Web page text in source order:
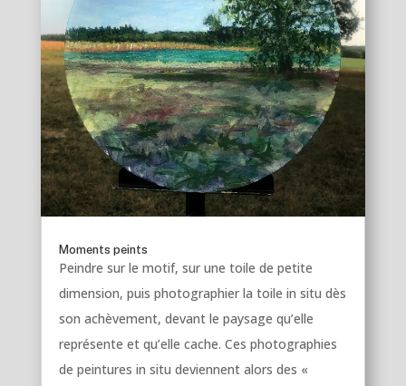
Moments peints
Peindre sur le motif, sur une toile de petite
dimension, puis photographier la toile in situ dès
son achèvement, devant le paysage qu’elle
représente et qu’elle cache. Ces photographies
de peintures in situ deviennent alors des «